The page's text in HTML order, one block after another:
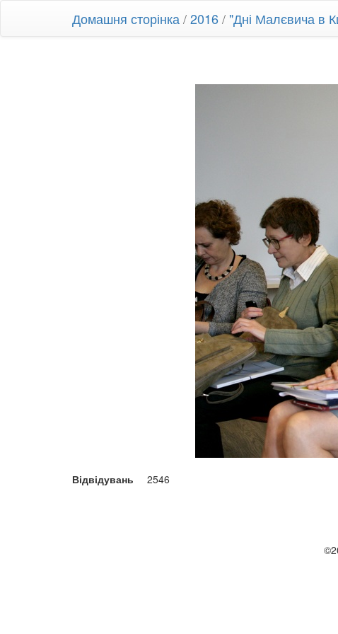
Домашня сторінка /2016/ "Дні Малєвича в
Відвідувань 2546